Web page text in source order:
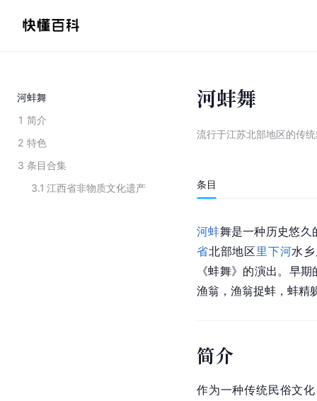
河蚌舞
1 简介
2 特色
3 条目合集
3.1 江西省非物质文化遗产
河蚌舞
流行于江苏北部地区的传
条目
河蚌舞是一种历史悠久
省北部地区里下河水
《蚌舞》的演出。早
渔翁，渔翁捉蚌，蚌精
简介
作为一种传统民俗文